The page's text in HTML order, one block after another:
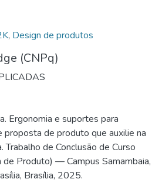
, Design de produtos
(CNPq)
Ergonomia e suportes para
de produto que auxilie na
Trabalho de Conclusão de Curso
de Produto) — Campus Samambaia,
Brasília, 2025.